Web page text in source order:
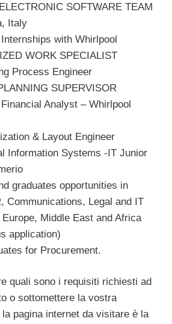
SOFTWARE TEAM
Italy
with Whirlpool
WORK SPECIALIST
Process Engineer
SUPERVISOR
Analyst – Whirlpool
& Layout Engineer
Information Systems -IT Junior
graduates opportunities in
Communications, Legal and IT
Middle East and Africa
application)
for Procurement.
quali sono i requisiti richiesti ad
o sottomettere la vostra
pagina internet da visitare è la